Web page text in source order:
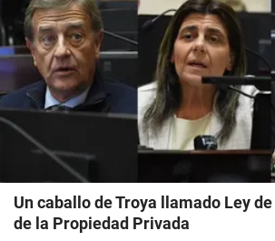
Un caballo de Troya llamado Ley
de la Propiedad Privada